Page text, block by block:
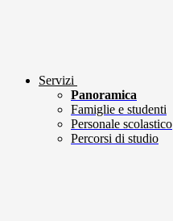
Servizi
Panoramica
Famiglie e studenti
Personale scolastico
Percorsi di studio